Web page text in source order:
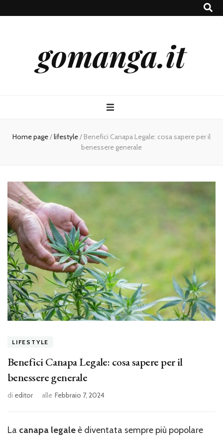
gomanga.it
Home page/lifestyle/ Benefici Canapa Legale: cosa sapere per il
benessere generale
LIFESTYLE
Benefici Canapa Legale: cosa sapere per il
benessere generale
di editor alle Febbraio 7, 2024
La canapa legaleè diventata sempre più popolare